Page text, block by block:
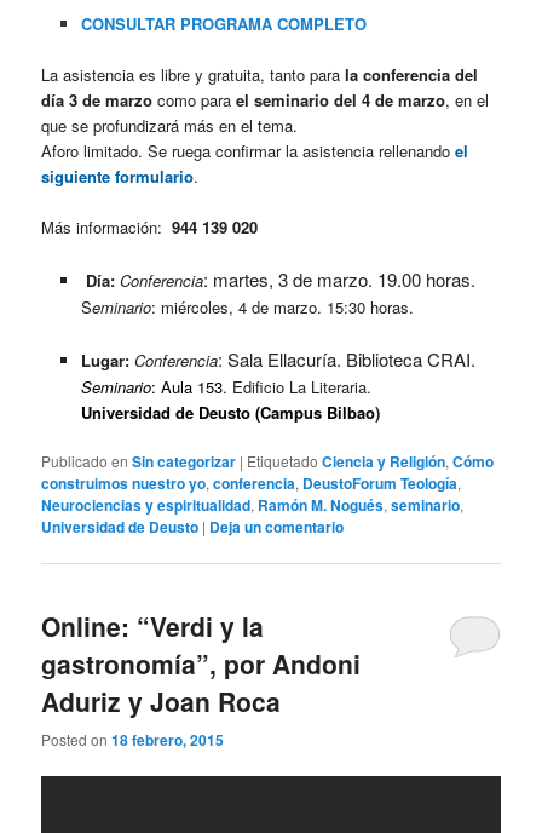
CONSULTAR PROGRAMA COMPLETO
La asistencia es libre y gratuita, tanto parala conferencia del
día 3 de marzo como parael seminario del 4 de marzo, en el
que se profundizará más en el tema.
Aforo limitado. Se ruega confirmar la asistencia rellenandoel
siguiente formulario.
Más información:944 139 020
Día: Conferencia: martes, 3 de marzo. 19.00 horas.
Seminario: miércoles, 4 de marzo. 15:30 horas.
Lugar: Conferencia: Sala Ellacuría. Biblioteca CRAI.
Seminario: Aula 153. Edificio La Literaria.
Universidad de Deusto(Campus Bilbao)
Publicado en Sin categorizar | Etiquetado Ciencia y Religión,Cómo
construimos nuestro yo,conferencia, DeustoForum Teología,
Neurociencias y espiritualidad, Ramón M. Nogués,seminario,
Universidad de Deusto | Deja un comentario
Online: “Verdi y la
gastronomía”, por Andoni
Aduriz y Joan Roca
Posted on18 febrero, 2015